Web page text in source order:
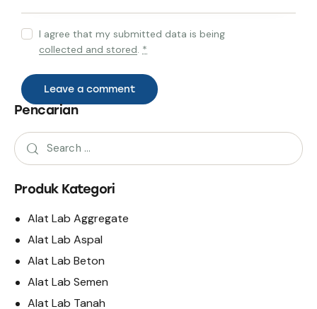
I agree that my submitted data is being
collected and stored *
Pencarian
Produk Kategori
Alat Lab Aggregate
Alat Lab Aspal
Alat Lab Beton
Alat Lab Semen
Alat Lab Tanah